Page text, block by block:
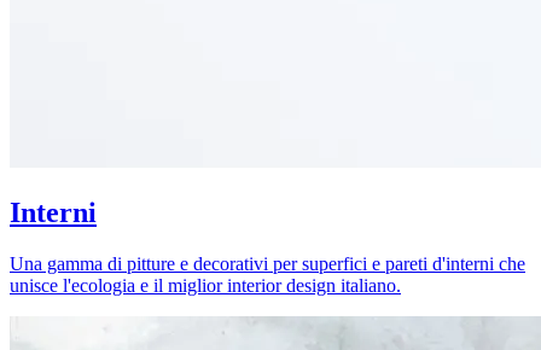
Interni
Una gamma di pitture e decorativi per superfici e pareti d'interni che
unisce l'ecologia e il miglior interior design italiano.